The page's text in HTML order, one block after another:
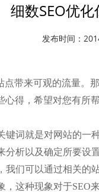
细数SEO优
发布时间：
带来可观的流量。
得，希望对您有所
词就是对网站的一
析以及确定所要
们可以通过相关
这种现象对于